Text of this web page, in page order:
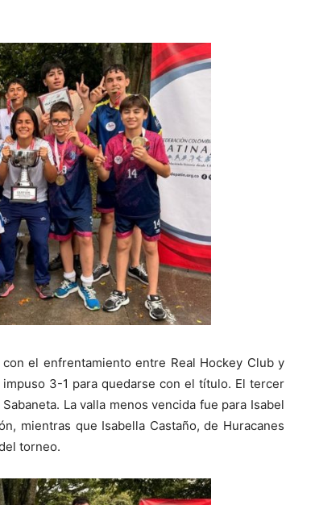
el enfrentamiento entre Real Hockey Club y
3-1 para quedarse con el título. El tercer
La valla menos vencida fue para Isabel
mientras que Isabella Castaño, de Huracanes
torneo.